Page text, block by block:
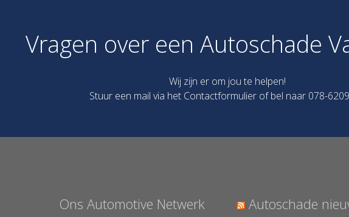
Vragen over een Autoschade
Wij zijn er om jou te helpen!
Stuur een mail via het Contactformulierof bel naar 078-
Ons Automotive Netwerk Autoschade